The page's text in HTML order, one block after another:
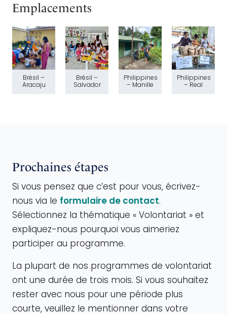
Emplacements
Brésil –
Aracaju
Brésil –
Salvador
Philippines
– Manille
Philippines
– Real
Prochaines étapes
Si vous pensez que c’est pour vous, écrivez-
nous via le formulaire de contact.
Sélectionnez la thématique « Volontariat » et
expliquez-nous pourquoi vous aimeriez
participer au programme.
La plupart de nos programmes de volontariat
ont une durée de trois mois. Si vous souhaitez
rester avec nous pour une période plus
courte, veuillez le mentionner dans votre